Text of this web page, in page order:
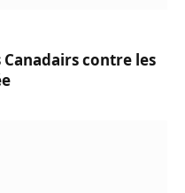
Canadairs contre les